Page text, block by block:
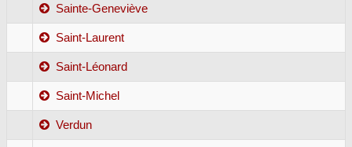
Sainte-Geneviève
Saint-Laurent
Saint-Léonard
Saint-Michel
Verdun